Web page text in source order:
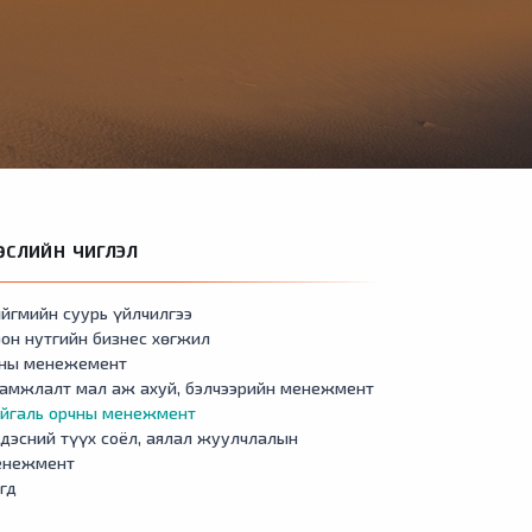
ЧИГЛЭЛ
суурь үйлчилгээ
нутгийн бизнес хөгжил
менежемент
мал аж ахуй, бэлчээрийн менежмент
орчны менежмент
түүх соёл, аялал жуулчлалын